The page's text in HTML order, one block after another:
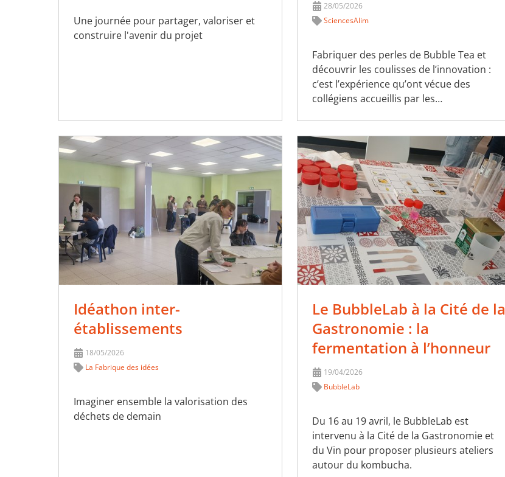
Une journée pour partager, valoriser et
construire l'avenir du projet
28/05/2026
SciencesAlim
Fabriquer des perles de Bubble Tea et
découvrir les coulisses de l’innovation :
c’est l’expérience qu’ont vécue des
collégiens accueillis par les…
Idéathon inter-
établissements
18/05/2026
La Fabrique des idées
Imaginer ensemble la valorisation des
déchets de demain
Le BubbleLab à la Cité de la
Gastronomie : la
fermentation à l’honneur
19/04/2026
BubbleLab
Du 16 au 19 avril, le BubbleLab est
intervenu à la Cité de la Gastronomie et
du Vin pour proposer plusieurs ateliers
autour du kombucha.